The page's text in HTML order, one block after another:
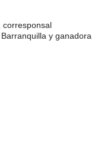
corresponsal
y ganadora